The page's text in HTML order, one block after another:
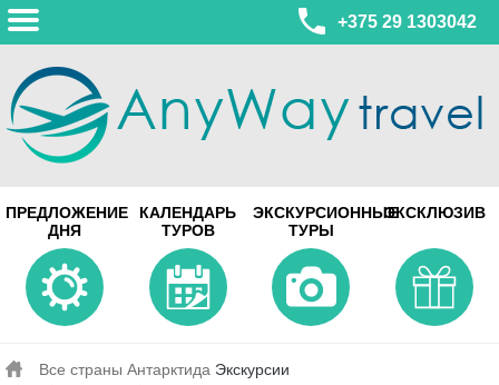
+375 29 1303042
ул. Леонида Беды, 45-547
смотреть на карте
МИНСК
Турагентство Coral Travel
ул. Притыцкого 156/1 пом.37
ул. Скрыганова 4б пом.487
ПРЕДЛОЖЕНИЕ
ДНЯ
КАЛЕНДАРЬ
ТУРОВ
ЭКСКУРСИОННЫЕ
ТУРЫ
ЭКСКЛЮЗИВ
Все страны Антарктида Экскурсии